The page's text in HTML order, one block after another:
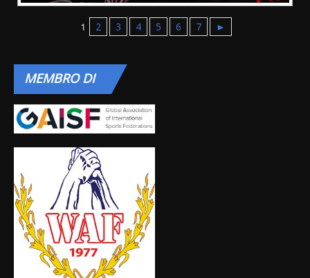
1 2 3 4 5 6 7 ►
MEMBRODI